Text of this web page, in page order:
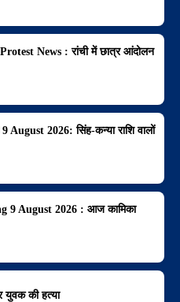
News : रांची में छात्र आंदोलन
2026: सिंह-कन्या राशि वालों
9 August 2026 : आज कामिका
की हत्या